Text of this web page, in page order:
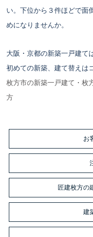
い。下位から３件ほどで面
めになりませんか。
大阪・京都の新築一戸建て
初めての新築、建て替えは
枚方市の新築一戸建て・枚
方
お
匠建枚方の
建